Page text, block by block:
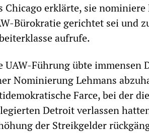
Chicago erklärte, sie
Bürokratie gerichtet sei und
aufrufe.
UAW-Führung übte immensen
Nominierung Lehmans
Farce, bei der
Detroit verlassen
der Streikgelder